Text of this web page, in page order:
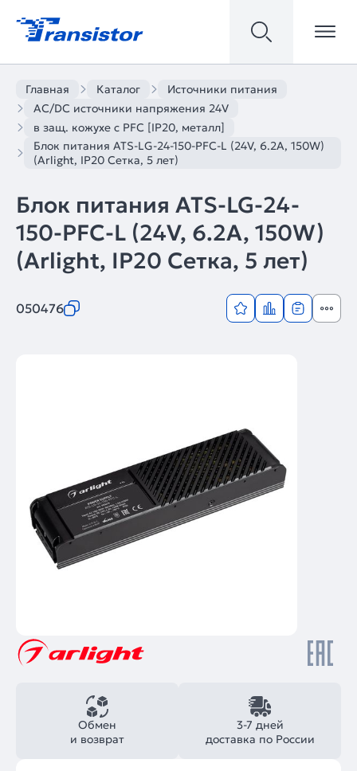
Главная Каталог
Источники питания
AC/DC источники напряжения 24V
в защ. кожухе с PFC [IP20, металл]
Блок питания ATS-LG-24-150-PFC-L (24V, 6.2A, 150W)
(Arlight, IP20 Сетка, 5 лет)
Блок питания ATS-LG-24-
150-PFC-L (24V, 6.2A, 150W)
(Arlight, IP20 Сетка, 5 лет)
050476
3-7 дней
доставка по России
Обмен
и возврат